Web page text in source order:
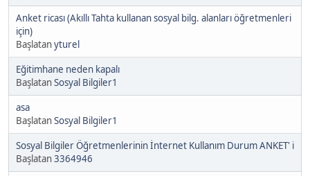
Anket ricası (Akıllı Tahta kullanan sosyal bilg. alanları öğretmenleri
için)
Başlatanyturel
Eğitimhane neden kapalı
BaşlatanSosyal Bilgiler1
asa
BaşlatanSosyal Bilgiler1
Sosyal Bilgiler Öğretmenlerinin İnternet Kullanım Durum ANKET' i
Başlatan3364946